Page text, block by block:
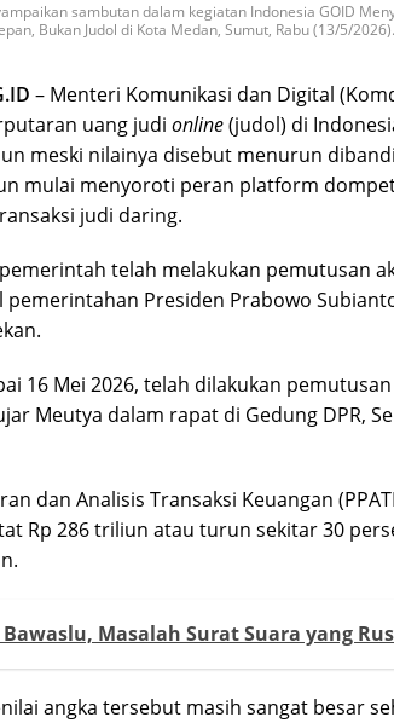
sambutan dalam kegiatan Indonesia GOID
Bukan Judol di Kota Medan, Sumut, Rabu (13/5/
– Menteri Komunikasi dan Digital
uang judi online(judol) di
meski nilainya disebut menurun
mulai menyoroti peran platform
judi daring.
telah melakukan pemutusan
Presiden Prabowo
16 Mei 2026, telah dilakukan
Meutya dalam rapat di Gedung DPR,
dan Analisis Transaksi Keuangan
Rp 286 triliun atau turun sekitar 30
Masalah Surat Suara yang
angka tersebut masih sangat besar